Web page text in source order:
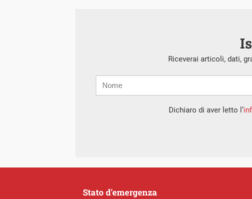
Riceverai articoli, dati,
mail
Dichiaro di aver letto l’
Stato d'emergenza